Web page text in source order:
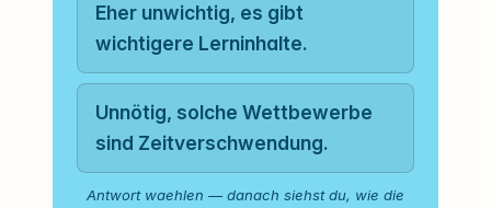
Eher unwichtig, es gibt
wichtigere Lerninhalte.
Unnötig, solche Wettbewerbe
sind Zeitverschwendung.
Antwort waehlen — danach siehst du, wie die